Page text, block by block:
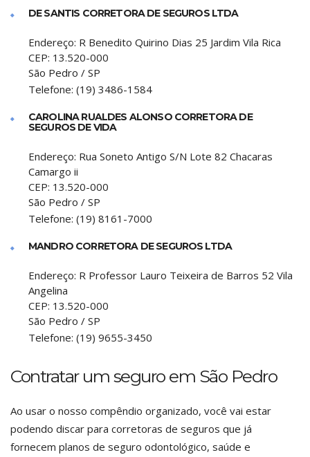
DE SANTIS CORRETORA DE SEGUROS LTDA
Endereço: R Benedito Quirino Dias 25 Jardim Vila Rica
CEP: 13.520-000
São Pedro / SP
Telefone: (19) 3486-1584
CAROLINA RUALDES ALONSO CORRETORA DE
SEGUROS DE VIDA
Endereço: Rua Soneto Antigo S/N Lote 82 Chacaras
Camargo ii
CEP: 13.520-000
São Pedro / SP
Telefone: (19) 8161-7000
MANDRO CORRETORA DE SEGUROS LTDA
Endereço: R Professor Lauro Teixeira de Barros 52 Vila
Angelina
CEP: 13.520-000
São Pedro / SP
Telefone: (19) 9655-3450
Contratar um seguro em São Pedro
Ao usar o nosso compêndio organizado, você vai estar
podendo discar para corretoras de seguros que já
fornecem planos de seguro odontológico, saúde e